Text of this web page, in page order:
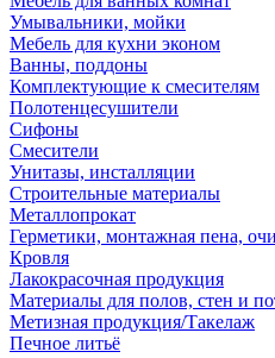
Умывальники, мойки
Мебель для кухни эконом
Ванны, поддоны
Комплектующие к смесителям
Полотенцесушители
Сифоны
Смесители
Унитазы, инсталляции
Строительные материалы
Металлопрокат
Герметики, монтажная пена,
Кровля
Лакокрасочная продукция
Материалы для полов, стен и
Метизная продукция/Такелаж
Печное литьё